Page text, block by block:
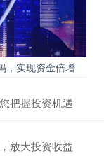
，实现资金倍增
把握投资机遇
放大投资收益